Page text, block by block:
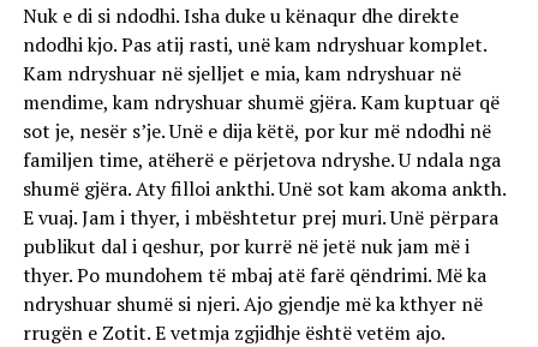
Nuk e di si ndodhi. Isha duke u kënaqur dhe direkte
ndodhi kjo. Pas atij rasti, unë kam ndryshuar komplet.
Kam ndryshuar në sjelljet e mia, kam ndryshuar në
mendime, kam ndryshuar shumë gjëra. Kam kuptuar që
sot je, nesër s’je. Unë e dija këtë, por kur më ndodhi në
familjen time, atëherë e përjetova ndryshe. U ndala nga
shumë gjëra. Aty filloi ankthi. Unë sot kam akoma ankth.
E vuaj. Jam i thyer, i mbështetur prej muri. Unë përpara
publikut dal i qeshur, por kurrë në jetë nuk jam më i
thyer. Po mundohem të mbaj atë farë qëndrimi. Më ka
ndryshuar shumë si njeri. Ajo gjendje më ka kthyer në
rrugën e Zotit. E vetmja zgjidhje është vetëm ajo.